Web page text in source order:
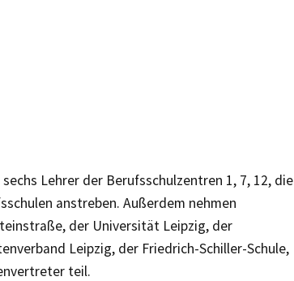
Lehrer der Berufsschulzentren 1, 7, 12, die
anstreben. Außerdem nehmen
der Universität Leipzig, der
Leipzig, der Friedrich-Schiller-Schule,
teil.